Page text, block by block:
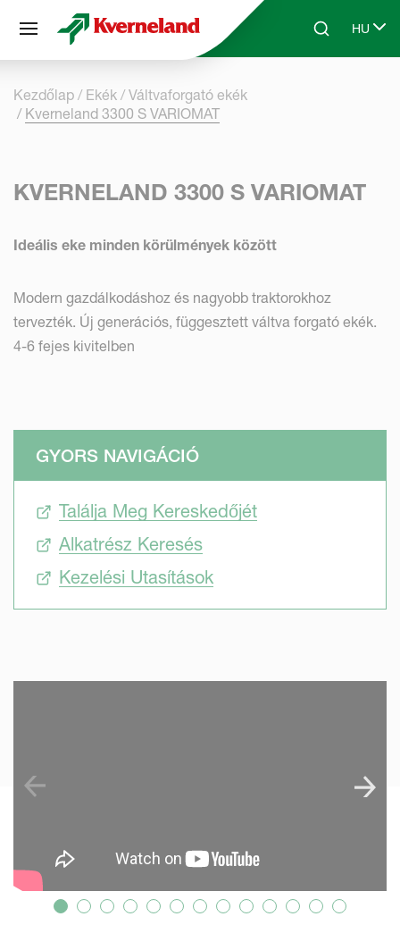
Skip to main contentSearchHU
Select
Kezdőlap Ekék
Váltvaforgató ekék
Kverneland 3300 S VARIOMAT
KVERNELAND 3300 S VARIOMAT
Ideális eke minden körülmények között
Modern gazdálkodáshoz és nagyobb traktorokhoz
tervezték. Új generációs, függesztett váltva forgató ekék.
4-6 fejes kivitelben
GYORS NAVIGÁCIÓ
Találja Meg Kereskedőjét
Alkatrész Keresés
Kezelési Utasítások
Süti preferenciák